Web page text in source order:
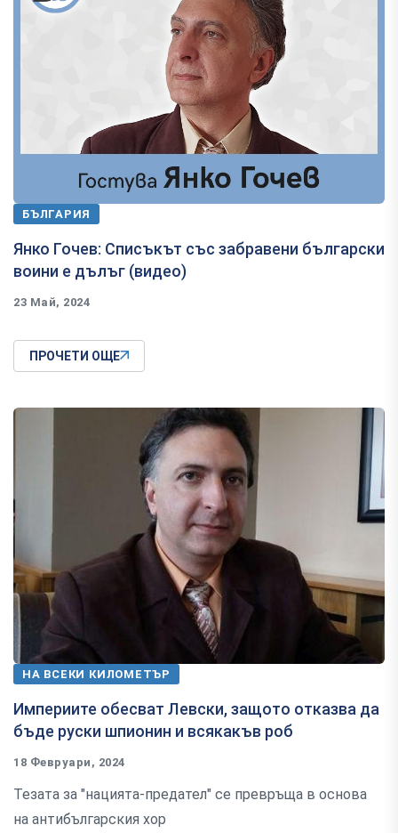
БЪЛГАРИЯ
Янко Гочев: Списъкът със забравени български
воини е дълъг (видео)
23 Май, 2024
ПРОЧЕТИ ОЩЕ
НА ВСЕКИ КИЛОМЕТЪР
Империите обесват Левски, защото отказва да
бъде руски шпионин и всякакъв роб
18 Февруари, 2024
Тезата за "нацията-предател" се превръща в основа
на антибългарския хор